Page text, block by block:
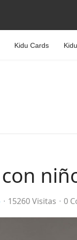
Kidu Cards
15260 Visitas 0